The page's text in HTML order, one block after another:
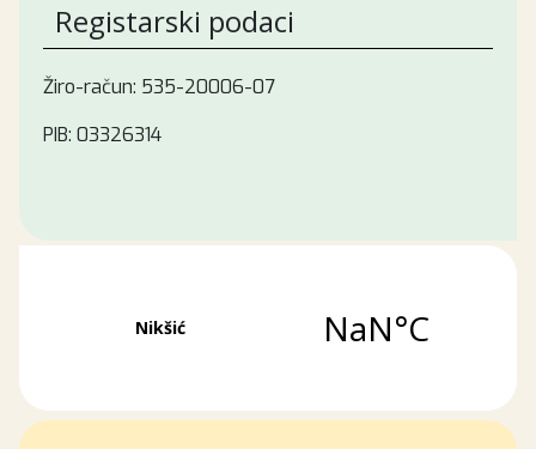
Registarski podaci
Žiro-račun: 535-20006-07
PIB: 03326314